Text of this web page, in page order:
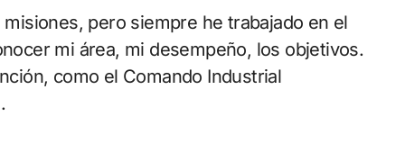
pero siempre he trabajado en el
mi área, mi desempeño, los objetivos.
como el Comando Industrial